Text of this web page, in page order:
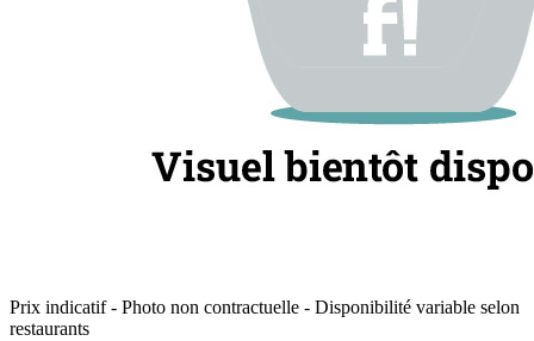
Prix indicatif - Photo non contractuelle - Disponibilité variable selon
restaurants